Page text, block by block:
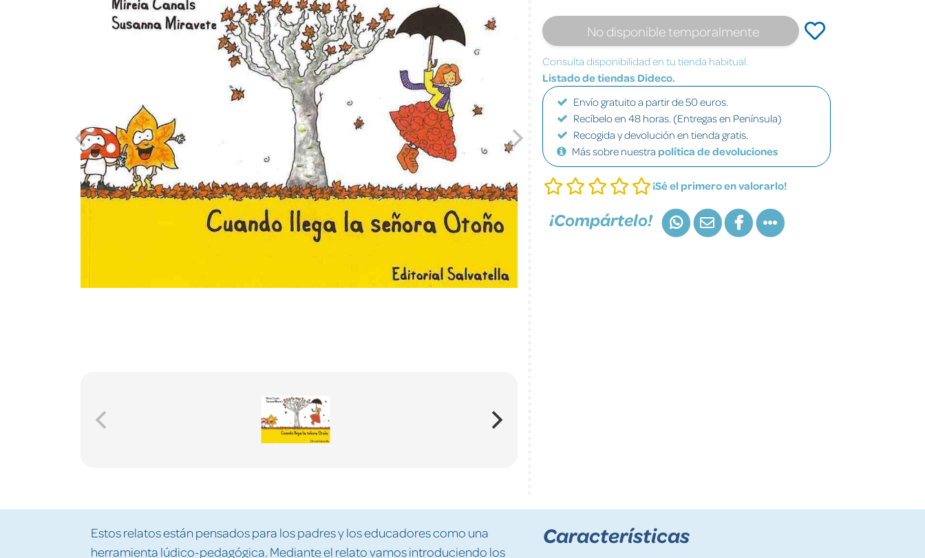
No disponible temporalmente
Consulta disponibilidad en tu tienda habitual.
Listado de tiendas Dideco.
Envío gratuito a partir de 50 euros.
Recíbelo en 48 horas. (Entregas en Península)
Recogida y devolución en tienda gratis.
Más sobre nuestra política de devoluciones
¡Sé el primero en valorarlo!
¡Compártelo!
Estos relatos están pensados para los padres y los educadores como una
herramienta lúdico-pedagógica. Mediante el relato vamos introduciendo los
Características